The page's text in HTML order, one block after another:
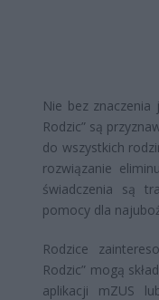
Nie bez
Rodzic” są
do wszystkich
rozwiązanie
świadczenia są
pomocy dla
Rodzice
Rodzic” mogą
aplikacji mZUS